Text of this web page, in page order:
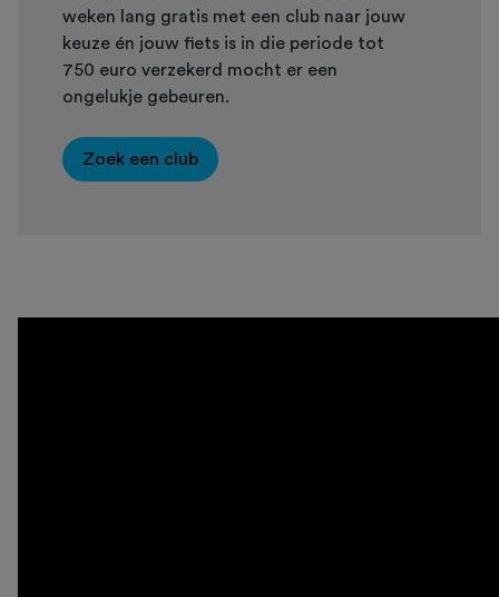
weken lang gratis met een club naar jouw
keuze én jouw fiets is in die periode tot
750 euro verzekerd mocht er een
ongelukje gebeuren.
Zoek een club